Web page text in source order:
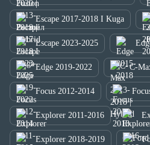
Escape 2017-2018 I Kuga
Escape 2023-2025
Edge 2019-2022 C-
Focus 2012-2014
Explorer 2011-2016
Explorer 2018-2019